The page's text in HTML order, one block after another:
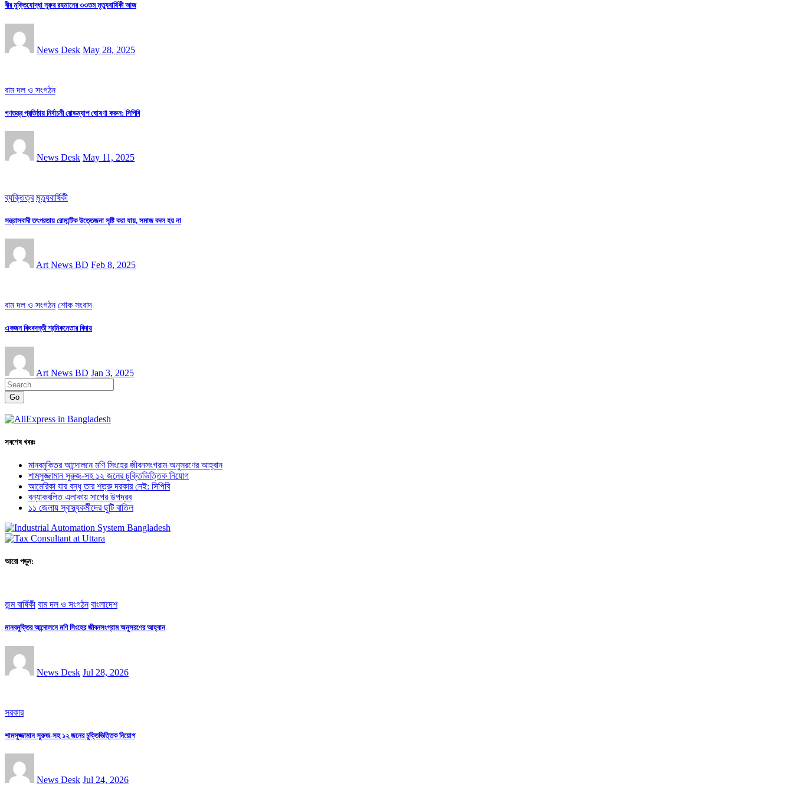
বীর মুক্তিযোদ্ধা নূরুর রহমানের ৩৩তম মৃত্যুবার্ষিকী আজ
News Desk May 28, 2025
বাম দল ও সংগঠন
গণতন্ত্র প্রতিষ্ঠায় নির্বাচনী রোডম্যাপ ঘোষণা করুন: সিপিবি
News Desk May 11, 2025
ব্যক্তিত্ব মৃত্যুবার্ষিকী
সন্ত্রাসবাদী তৎপরতায় রোমান্টিক উত্তেজনা সৃষ্টি করা যায়, সমাজ বদল হয় না
Art News BD Feb 8, 2025
বাম দল ও সংগঠন শোক সংবাদ
একজন কিংবদন্তী শ্রমিকনেতার বিদায়
Art News BD Jan 3, 2025
Go
সবশেষ খবরঃ
মানবমুক্তির আন্দোলনে মণি সিংহের জীবনসংগ্রাম অনুসরণের আহ্বান
শামসুজ্জামান সুরুজ-সহ ১২ জনের চুক্তিভিত্তিক নিয়োগ
আমেরিকা যার বন্ধু তার শত্রু দরকার নেই: সিপিবি
বন্যাকবলিত এলাকায় সাপের উপদ্রব
১১ জেলায় স্বাস্থ্যকর্মীদের ছুটি বাতিল
আরো পড়ুন:
জন্ম বার্ষিকী বাম দল ও সংগঠন বাংলাদেশ
মানবমুক্তির আন্দোলনে মণি সিংহের জীবনসংগ্রাম অনুসরণের আহ্বান
News Desk Jul 28, 2026
সরকার
শামসুজ্জামান সুরুজ-সহ ১২ জনের চুক্তিভিত্তিক নিয়োগ
News Desk Jul 24, 2026